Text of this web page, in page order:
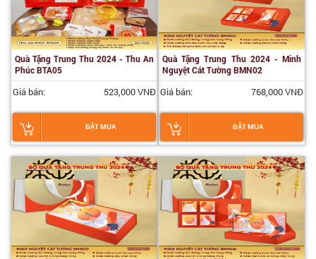
Quà Tặng Trung Thu 2024 - Thu An
Phúc BTA05
Giá bán: 523,000 VNĐ
ĐẶT MUA
Quà Tặng Trung Thu 2024 - Minh
Nguyệt Cát Tường BMN02
Giá bán: 768,000 VNĐ
ĐẶT MUA